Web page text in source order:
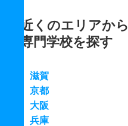
近くのエリアから
専門学校を探す
滋賀
京都
大阪
兵庫